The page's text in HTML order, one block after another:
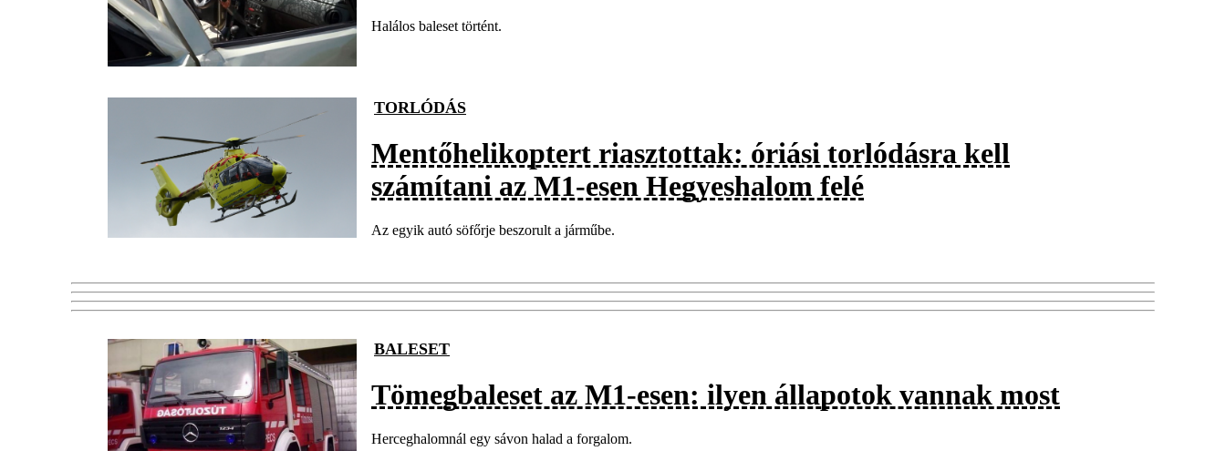
Halálos baleset történt.
TORLÓDÁS
Mentőhelikoptert riasztottak: óriási torlódásra kell
számítani az M1-esen Hegyeshalom felé
Az egyik autó söfőrje beszorult a járműbe.
BALESET
Tömegbaleset az M1-esen: ilyen állapotok vannak most
Herceghalomnál egy sávon halad a forgalom.